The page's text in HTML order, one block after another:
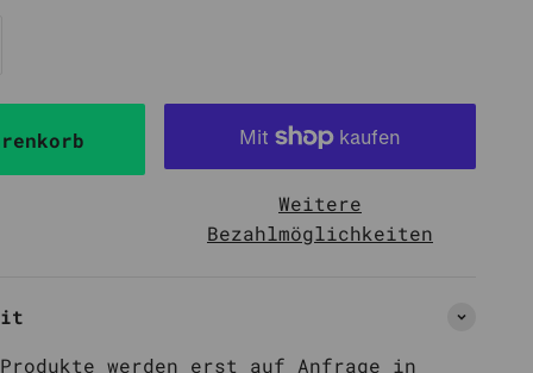
Weitere
Bezahlmöglichkeiten
werden erst auf Anfrage in